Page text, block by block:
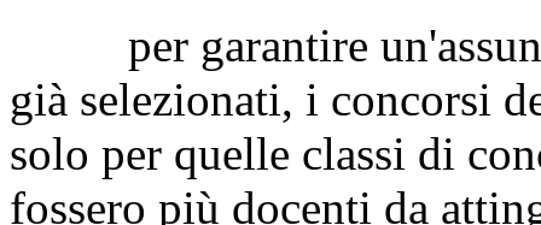
per garantire
già selezionati, i concorsi
solo per quelle classi di
fossero più docenti da